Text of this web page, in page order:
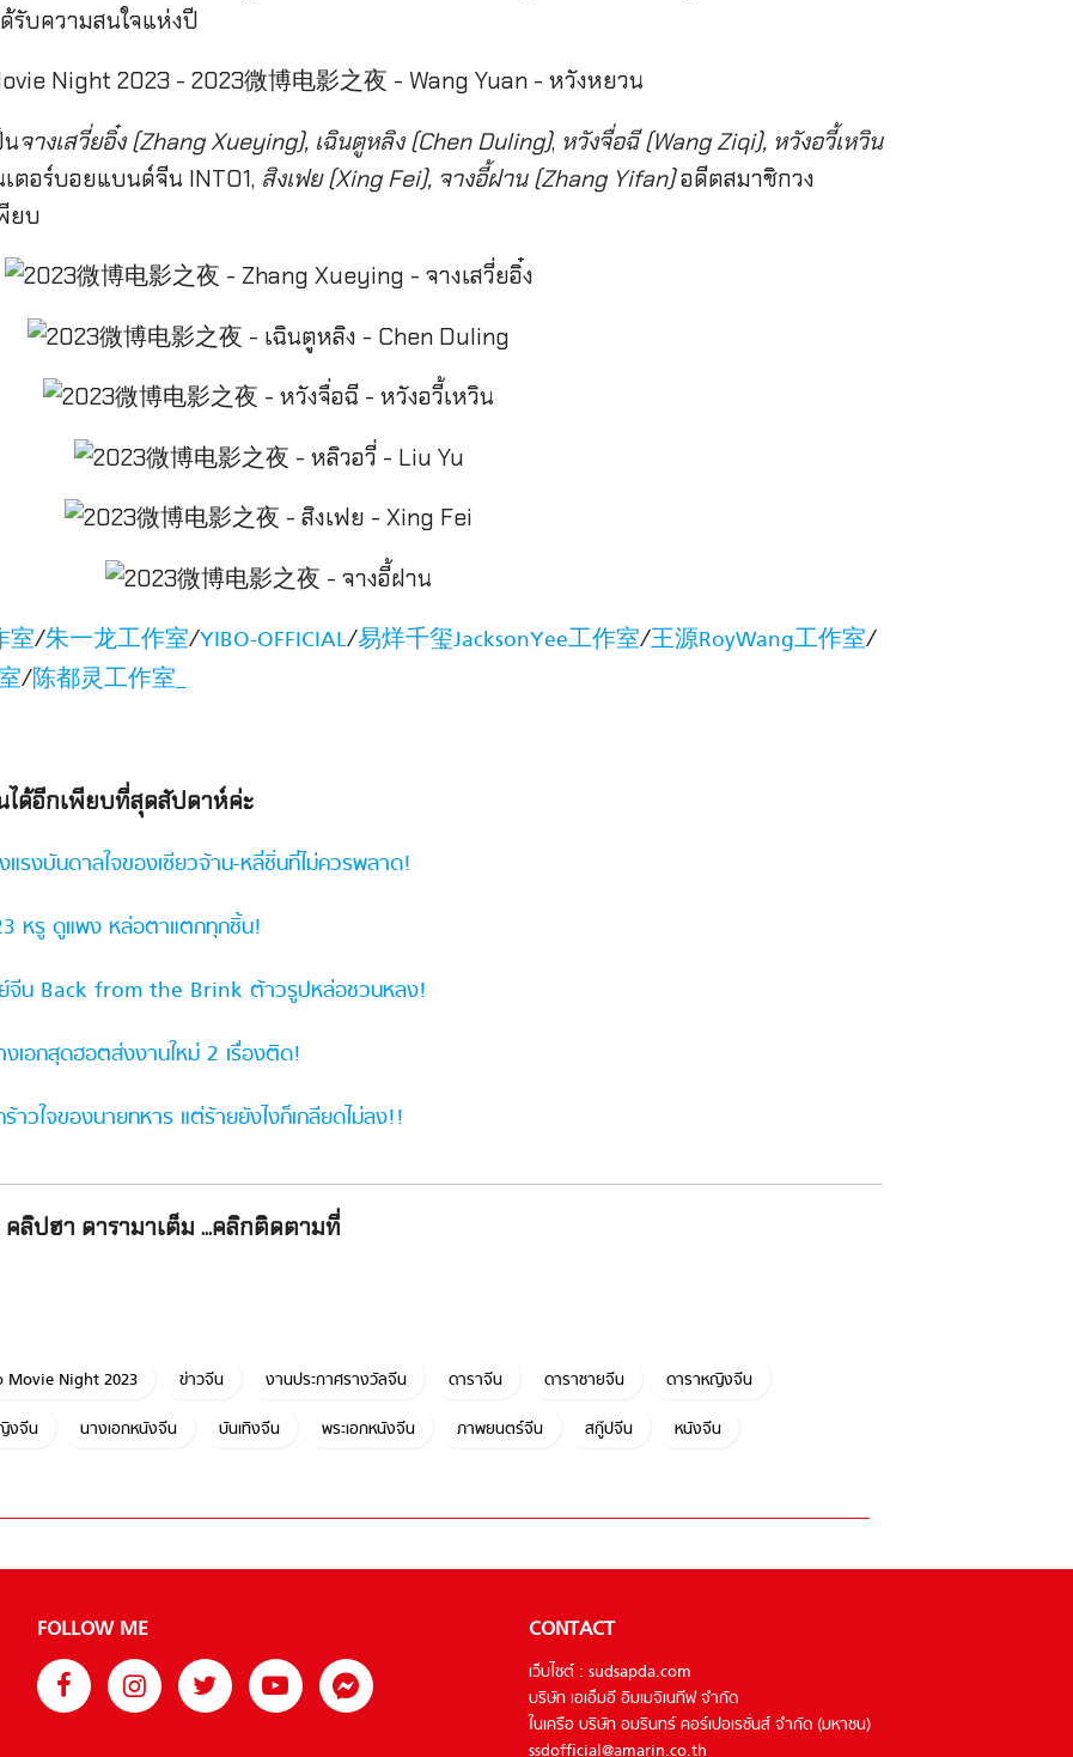
รับความสนใจแห่งปี
นจางเสวี่ยอิ๋ง (Zhang Xueying), เฉินตูหลิง (Chen Duling), หวังจื่อฉี (Wang Ziqi), หวังอวี้เหวิน
เตอร์บอยแบนด์จีน INTO1, สิงเฟย (Xing Fei), จางอี้ฝาน (Zhang Yifan)อดีตสมาชิกวง
ยบ
室/朱一龙工作室/YIBO-OFFICIAL/易烊千玺JacksonYee工作室/王源RoyWang工作室/
/陈都灵工作室_
ได้อีกเพียบที่สุดสัปดาห์ค่ะ
งบันดาลใจของเซียวจ้าน-หลี่ชิ่นที่ไม่ควรพลาด!
หรู ดูแพง หล่อตาแตกทุกชิ้น!
ย์จีน Back from the Brink ต้าวรูปหล่อชวนหลง!
เอกสุดฮอตส่งงานใหม่ 2 เรื่องติด!
าวใจของนายทหาร แต่ร้ายยังไงก็เกลียดไม่ลง!!
ลิปฮา ดารามาเต็ม ...คลิกติดตามที่
Movie Night 2023 ข่าวจีน งานประกาศรางวัลจีน ดาราจีน ดาราชายจีน
ดาราหญิงจีน
งจีน นางเอกหนังจีน บันเทิงจีน พระเอกหนังจีน ภาพยนตร์จีน สกู๊ปจีน หนังจีน
FOLLOW ME CONTACT
เว็บไซต์ : sudsapda.com
บริษัท เอเอ็มอี อิมเมจิเนทีฟ จำกัด
ในเครือ บริษัท อมรินทร์ คอร์เปอเรชั่นส์ จำกัด (มหาชน)
ssdofficial@amarin.co.th